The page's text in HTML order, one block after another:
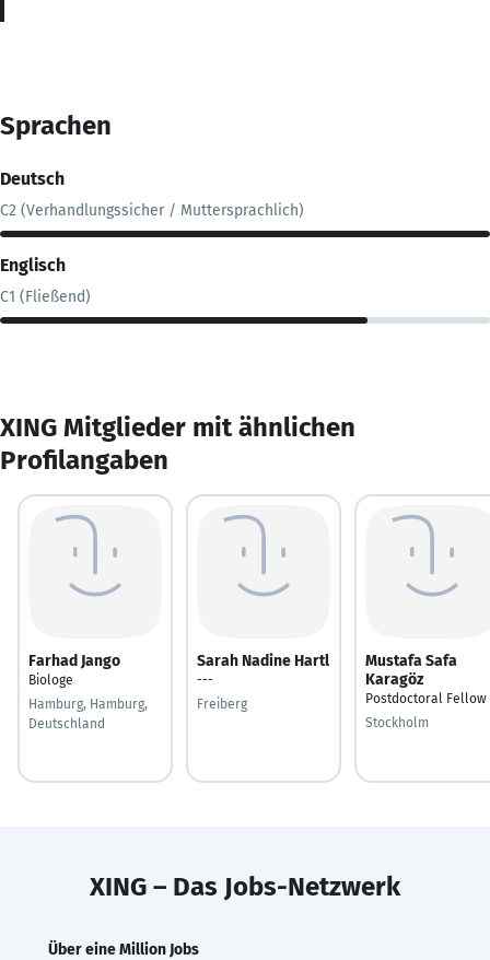
Sprachen
Deutsch
C2 (Verhandlungssicher / Muttersprachlich)
Englisch
C1 (Fließend)
XING Mitglieder mit ähnlichen
Profilangaben
Farhad Jango
Biologe
Hamburg, Hamburg,
Deutschland
Sarah Nadine Hartl
---
Freiberg
Mustafa Safa
Karagöz
Postdoctoral Fellow
Stockholm
XING – Das Jobs-Netzwerk
Über eine Million Jobs